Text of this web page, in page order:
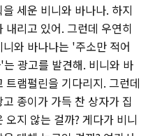
세운 비니와 바나나. 하지
내리고 있어. 그런데 우연히
와 바나나는 '주소만 적어
광고를 발견해. 비니와 바
램펄린을 기다리지. 그런데
종이가 가득 찬 상자가 집
지 않는 걸까? 게다가 비니